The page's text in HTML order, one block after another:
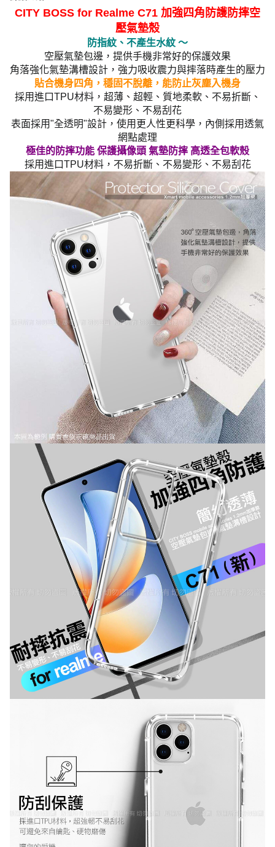
CITY BOSS for Realme C71 加強四角防護防摔空
壓氣墊殼
防指紋、不產生水紋 ～
空壓氣墊包邊，提供手機非常好的保護效果
角落強化氣墊溝槽設計，強力吸收震力與摔落時產生的壓力
貼合機身四角，穩固不脫離，能防止灰塵入機身
採用進口TPU材料，超薄、超輕、質地柔軟、不易折斷、
不易變形、不易刮花
表面採用"全透明"設計，使用更人性更科學，內側採用透氣
網點處理
極佳的防摔功能 保護攝像頭 氣墊防摔 高透全包軟殼
採用進口TPU材料，不易折斷、不易變形、不易刮花